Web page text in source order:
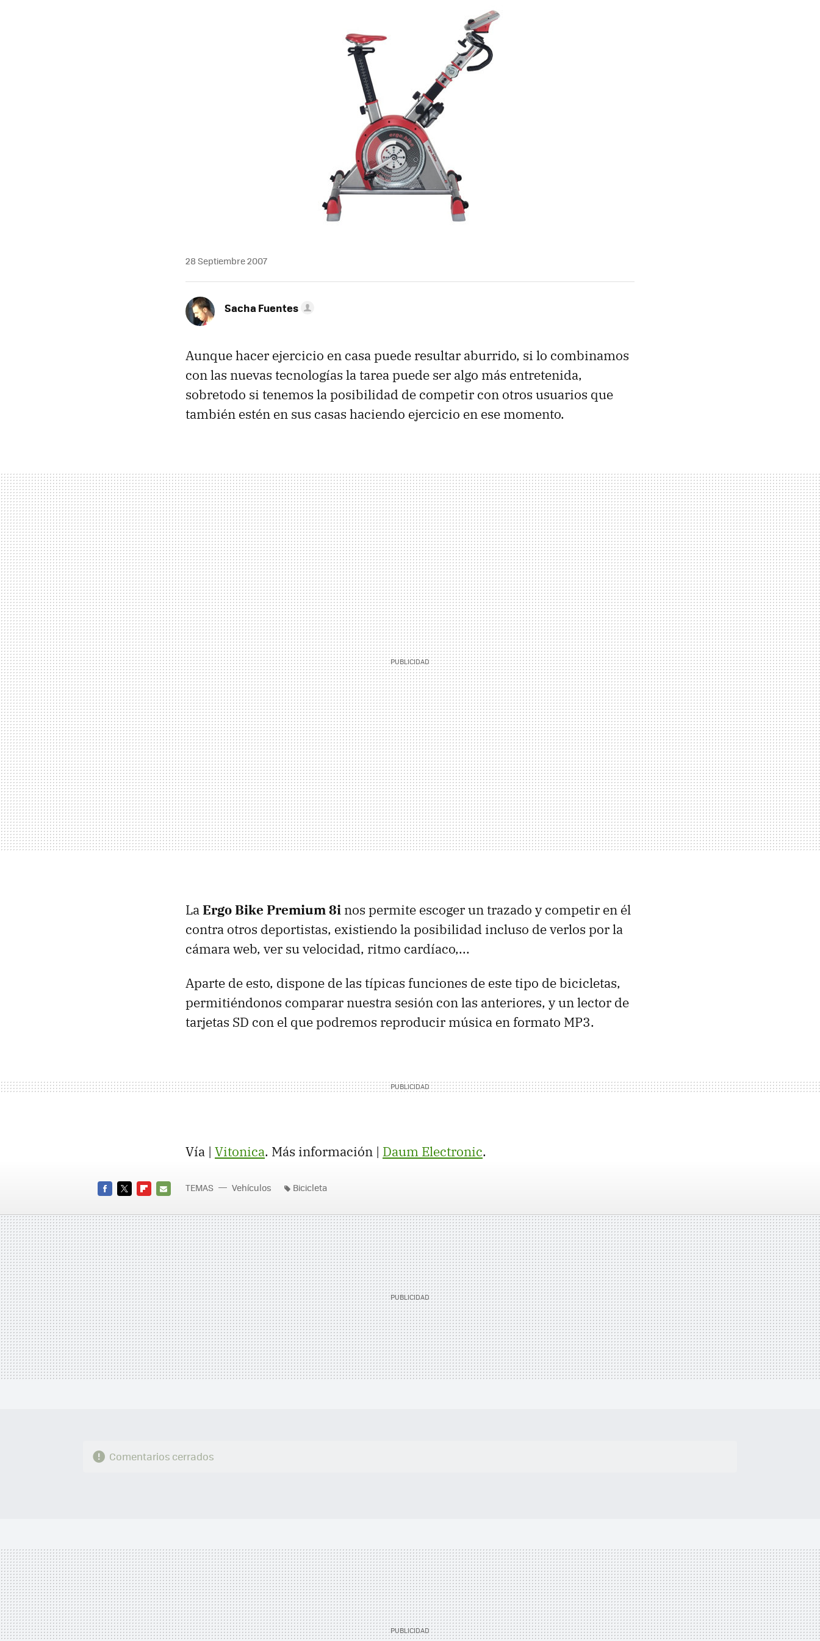
28 Septiembre 2007
Sacha Fuentes
Aunque hacer ejercicio en casa puede resultar aburrido, si lo combinamos
con las nuevas tecnologías la tarea puede ser algo más entretenida,
sobretodo si tenemos la posibilidad de competir con otros usuarios que
también estén en sus casas haciendo ejercicio en ese momento.
LaErgo Bike Premium 8i nos permite escoger un trazado y competir en él
contra otros deportistas, existiendo la posibilidad incluso de verlos por la
cámara web, ver su velocidad, ritmo cardíaco,...
Aparte de esto, dispone de las típicas funciones de este tipo de bicicletas,
permitiéndonos comparar nuestra sesión con las anteriores, y un lector de
tarjetas SD con el que podremos reproducir música en formato MP3.
Vía | Vitonica. Más información | Daum Electronic.
MAIL
TEMAS Vehículos Bicicleta
Comentarios cerrados